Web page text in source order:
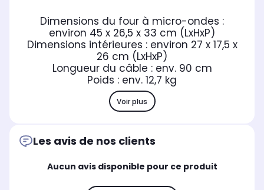
Dimensions du four à micro-ondes :
environ 45 x 26,5 x 33 cm (LxHxP)
Dimensions intérieures : environ 27 x 17,5 x
26 cm (LxHxP)
Longueur du câble : env. 90 cm
Poids : env. 12,7 kg
Voir plus
Les avis de nos clients
Aucun avis disponible pour ce produit